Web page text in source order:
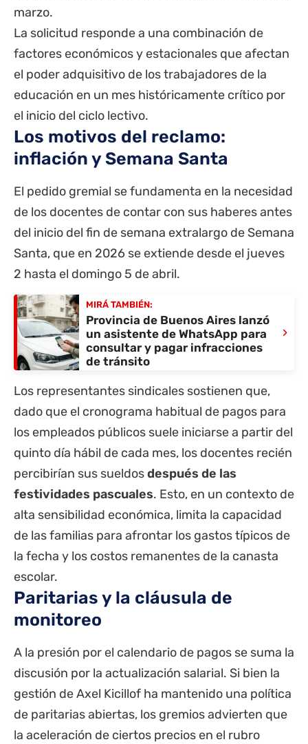
marzo.
La solicitud responde a una combinación de
factores económicos y estacionales que afectan
el poder adquisitivo de los trabajadores de la
educación en un mes históricamente crítico por
el inicio del ciclo lectivo.
Los motivos del reclamo:
inflación y Semana Santa
El pedido gremial se fundamenta en la necesidad
de los docentes de contar con sus haberes antes
del inicio del fin de semana extralargo de Semana
Santa, que en 2026 se extiende desde el jueves
2 hasta el domingo 5 de abril.
MIRÁ TAMBIÉN:
Provincia de Buenos Aires lanzó
un asistente de WhatsApp para
consultar y pagar infracciones
de tránsito
›
Los representantes sindicales sostienen que,
dado que el cronograma habitual de pagos para
los empleados públicos suele iniciarse a partir del
quinto día hábil de cada mes, los docentes recién
percibirían sus sueldosdespués de las
festividades pascuales. Esto, en un contexto de
alta sensibilidad económica, limita la capacidad
de las familias para afrontar los gastos típicos de
la fecha y los costos remanentes de la canasta
escolar.
Paritarias y la cláusula de
monitoreo
A la presión por el calendario de pagos se suma la
discusión por la actualización salarial. Si bien la
gestión de Axel Kicillof ha mantenido una política
de paritariasabiertas, los gremios advierten que
la aceleración de ciertos precios en el rubro